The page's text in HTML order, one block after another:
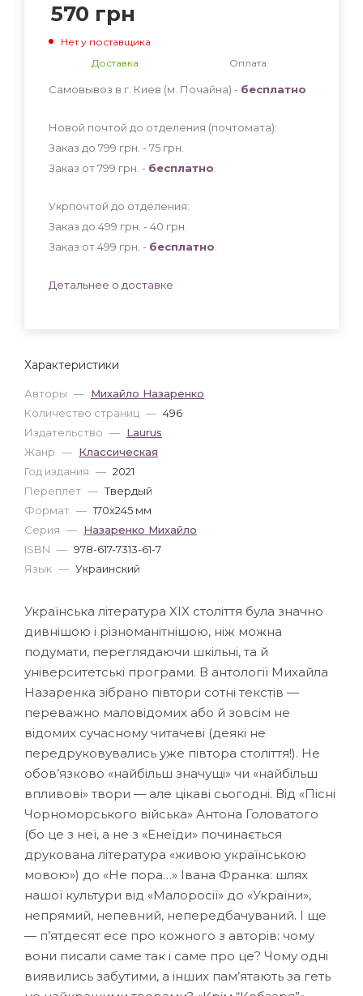
Характеристики
Авторы — Михайло Назаренко
Количество страниц — 496
Издательство — Laurus
Жанр — Классическая
Год издания — 2021
Переплет — Твердый
Формат — 170x245 мм
Серия — Назаренко Михайло
ISBN — 978-617-7313-61-7
Язык — Украинский
570 грн
Нет у поставщика
Доставка
Оплата
Самовывоз в г. Киев (м. Почайна) - бесплатно
Новой почтой до отделения (почтомата):
Заказ до 799 грн. - 75 грн
Заказ от 799 грн. - бесплатно
Укрпочтой до отделения:
Заказ до 499 грн. - 40 грн
Заказ от 499 грн. - бесплатно
Детальнее о доставке
Українська література XIX століття була значно
дивнішою і різноманітнішою, ніж можна
подумати, переглядаючи шкільні, та й
університетські програми. В антології Михайла
Назаренка зібрано півтори сотні текстів —
переважно маловідомих або й зовсім не
відомих сучасному читачеві (деякі не
передруковувались уже півтора століття!). Не
обов’язково «найбільш значущі» чи «найбільш
впливові» твори — але цікаві сьогодні. Від «Пісні
Чорноморського війська» Антона Головатого
(бо це з неї, а не з «Енеїди» починається
друкована література «живою українською
мовою») до «Не пора…» Івана Франка: шлях
нашої культури від «Малоросії» до «України»,
непрямий, непевний, непередбачуваний. І ще
— п’ятдесят есе про кожного з авторів: чому
вони писали саме так і саме про це? Чому одні
виявились забутими, а інших пам’ятають за геть